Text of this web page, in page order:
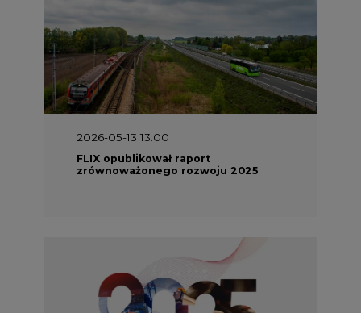
2026-05-13 13:00
FLIX opublikował raport
zrównoważonego rozwoju 2025